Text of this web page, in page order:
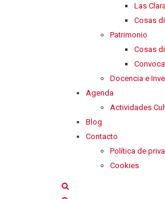
Las
Cosas
Patrimonio
Cosas
Docencia e
Agenda
Actividades
Blog
Contacto
Política de
Cookies